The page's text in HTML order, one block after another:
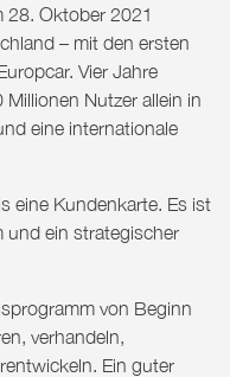
28. Oktober 2021
– mit den ersten
Vier Jahre
Nutzer allein in
eine internationale
eine Kundenkarte. Es ist
und ein strategischer
von Beginn
verhandeln,
Ein guter